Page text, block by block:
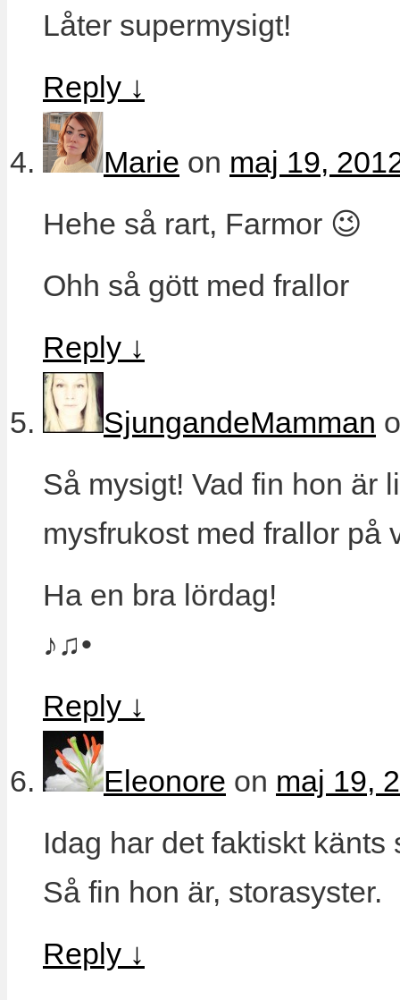
Låter supermysigt!
Reply ↓
Marie on maj 19,
Hehe så rart, Farmor 😉
Ohh så gött med frallor
Reply ↓
SjungandeMamman
Så mysigt! Vad fin hon
mysfrukost med frallor på
Ha en bra lördag!
♪♫•
Reply ↓
Eleonore on maj 19,
Idag har det faktiskt känts
Så fin hon är, storasyster.
Reply ↓